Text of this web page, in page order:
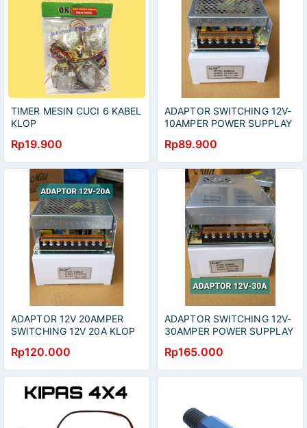
TIMER MESIN CUCI 6 KABEL
KLOP
Rp19.900
ADAPTOR SWITCHING 12V-
10AMPER POWER SUPPLAY
Rp89.900
ADAPTOR 12V 20AMPER
SWITCHING 12V 20A KLOP
Rp120.000
ADAPTOR SWITCHING 12V-
30AMPER POWER SUPPLAY
Rp165.000